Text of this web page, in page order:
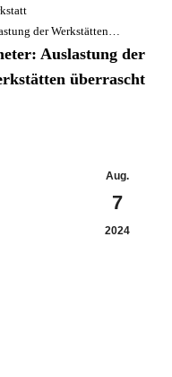
der Werkstätten…
Auslastung der
überrascht
Aug.
7
2024